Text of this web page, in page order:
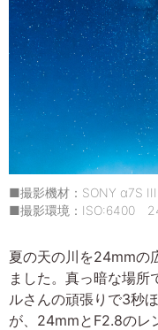
■撮影機材：SONY α7S
■撮影環境：ISO:6400
夏の天の川を24mmの
ました。真っ暗な場所
ルさんの頑張りで3秒
が、24mmとF2.8のレ